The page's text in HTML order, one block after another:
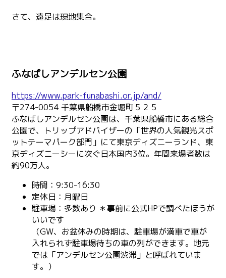
さて、遠足は現地集合。
ふなばしアンデルセン公園
https://www.park-funabashi.or.jp/and/
〒274-0054 千葉県船橋市金堀町５２５
ふなばしアンデルセン公園は、千葉県船橋市にある総合
公園で、トリップアドバイザーの「世界の人気観光スポ
ットテーマパーク部門」にて東京ディズニーランド、東
京ディズニーシーに次ぐ日本国内3位。年間来場者数は
約90万人。
時間：9:30-16:30
定休日：月曜日
駐車場：多数あり ＊事前に公式HPで調べたほうが
いいです
（GW、お盆休みの時期は、駐車場が満車で車が
入れられず駐車場待ちの車の列ができます。地元
では「アンデルセン公園渋滞」と呼ばれていま
す。）